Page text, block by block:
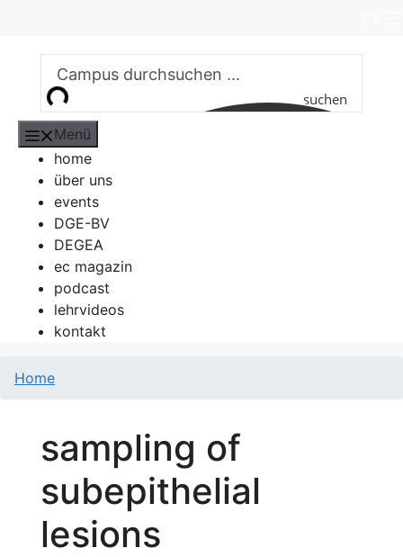
springen
suchen
Menü
home
über uns
events
DGE-BV
DEGEA
ec magazin
podcast
lehrvideos
kontakt
Home
sampling of
subepithelial
lesions